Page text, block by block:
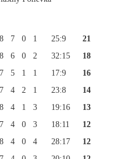
8 7 0 1 25:9 21
8 6 0 2 32:15
18
7 5 1 1 17:9
16
7 4 2 1 23:8
14
8 4 1 3 19:16
13
7 4 0 3 18:11
12
8 4 0 4 28:17
12